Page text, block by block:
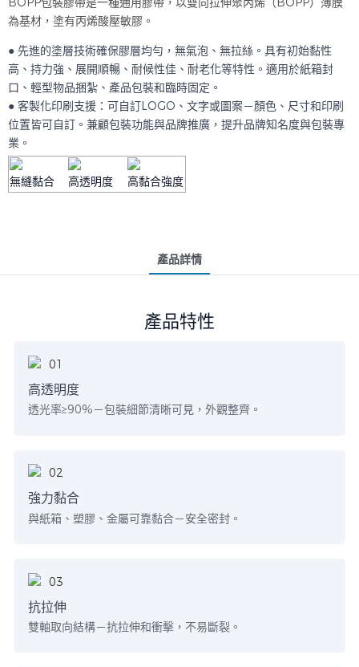
為基材，塗有丙烯酸壓敏膠。
● 先進的塗層技術確保膠層均勻，無氣泡、無拉絲。具有初始黏性
高、持力強、展開順暢、耐候性佳、耐老化等特性。適用於紙箱封
口、輕型物品捆紮、產品包裝和臨時固定。
● 客製化印刷支援：可自訂LOGO、文字或圖案－顏色、尺寸和印刷
位置皆可自訂。兼顧包裝功能與品牌推廣，提升品牌知名度與包裝專
業。
無縫黏合 高透明度 高黏合強度
產品詳情
產品特性
高透明度
透光率≥90%－包裝細節清晰可見，外觀整齊。
強力黏合
與紙箱、塑膠、金屬可靠黏合－安全密封。
抗拉伸
雙軸取向結構－抗拉伸和衝擊，不易斷裂。